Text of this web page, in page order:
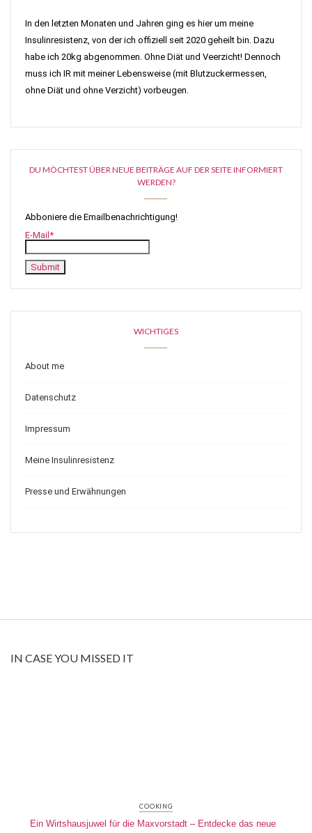
In den letzten Monaten und Jahren ging es hier um meine
Insulinresistenz, von der ich offiziell seit 2020 geheilt bin. Dazu
habe ich 20kg abgenommen. Ohne Diät und Veerzicht! Dennoch
muss ich IR mit meiner Lebensweise (mit Blutzuckermessen,
ohne Diät und ohne Verzicht) vorbeugen.
DU MÖCHTEST ÜBER NEUE BEITRÄGE AUF DER SEITE INFORMIERT
WERDEN?
Abboniere die Emailbenachrichtigung!
E-Mail*
WICHTIGES
About me
Datenschutz
Impressum
Meine Insulinresistenz
Presse und Erwähnungen
IN CASE YOU MISSED IT
COOKING
Ein Wirtshausjuwel für die Maxvorstadt – Entdecke das neue